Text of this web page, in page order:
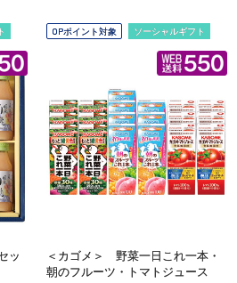
ッ
OPポイント対象 ソーシャルギフト
＜カゴメ＞ 野菜一日これ一本・
朝のフルーツ・トマトジュース